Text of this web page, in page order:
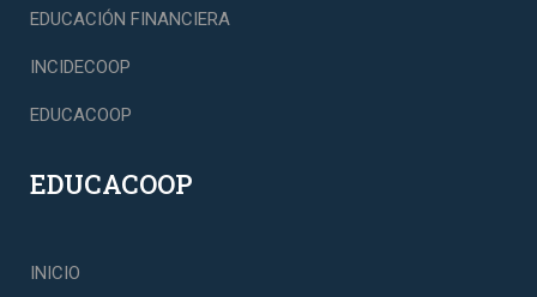
EDUCACIÓN FINANCIERA
INCIDECOOP
EDUCACOOP
EDUCACOOP
INICIO